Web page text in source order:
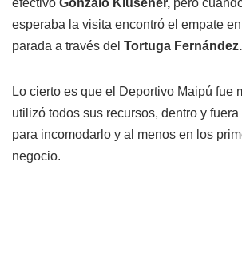
esperaba la visita encontró el empate
parada a través del Tortuga Fernández.
Lo cierto es que el Deportivo Maipú fue
utilizó todos sus recursos, dentro y
para incomodarlo y al menos en los
negocio.